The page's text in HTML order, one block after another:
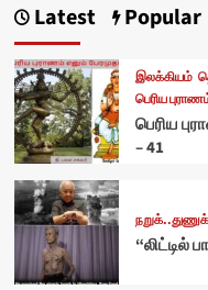
Latest Popular
இலக்கியம்
பெரிய
பெரிய
– 41
“லிட்டில்